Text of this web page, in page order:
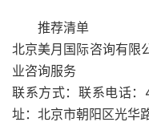
推荐清单
北京美月国际咨询有
业咨询服务
联系方式：联系电话
址：北京市朝阳区光华